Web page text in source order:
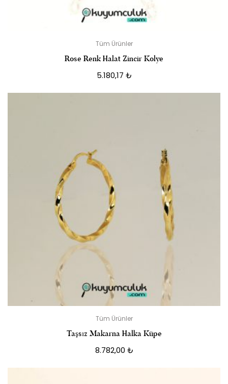
Tüm Ürünler
Rose Renk Halat Zincir Kolye
5.180,17 ₺
Tüm Ürünler
Taşsız Makarna Halka Küpe
8.782,00 ₺